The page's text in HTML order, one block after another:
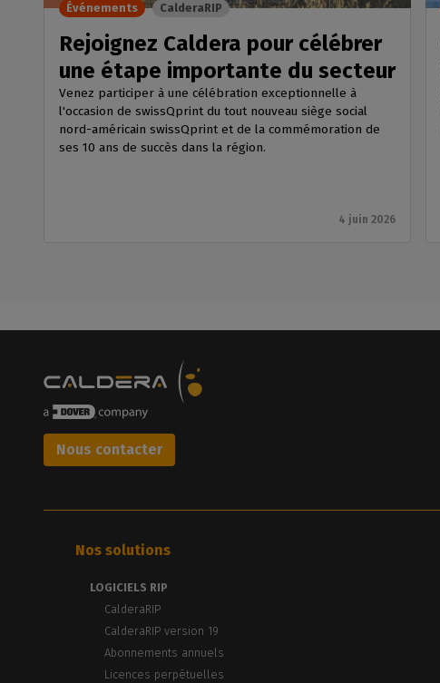
Rejoignez Caldera pour célébrer
une étape importante du secteur
Venez participer à une célébration exceptionnelle à
l'occasion de swissQprint du tout nouveau siège social
nord-américain swissQprint et de la commémoration de
ses 10 ans de succès dans la région.
4 juin 2026
Événements CalderaRIP
Nous contacter
Nos solutions
LOGICIELS RIP
CalderaRIP
CalderaRIP version 19
Abonnements annuels
Licences perpétuelles